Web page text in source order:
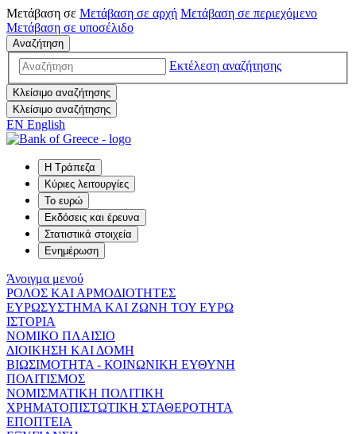
Μετάβαση σε Μετάβαση σε αρχή Μετάβαση σε περιεχόμενο
Μετάβαση σε υποσέλιδο
Αναζήτηση
Εκτέλεση αναζήτησης
Κλείσιμο αναζήτησης
Κλείσιμο αναζήτησης
EN English
Η Τράπεζα
Κύριες λειτουργίες
Το ευρώ
Εκδόσεις και έρευνα
Στατιστικά στοιχεία
Ενημέρωση
Άνοιγμα μενού
ΡΟΛΟΣ ΚΑΙ ΑΡΜΟΔΙΟΤΗΤΕΣ
ΕΥΡΩΣΥΣΤΗΜΑ ΚΑΙ ΖΩΝΗ ΤΟΥ ΕΥΡΩ
ΙΣΤΟΡΙΑ
ΝΟΜΙΚΟ ΠΛΑΙΣΙΟ
ΔΙΟΙΚΗΣΗ ΚΑΙ ΔΟΜΗ
ΒΙΩΣΙΜΟΤΗΤΑ - ΚΟΙΝΩΝΙΚΗ ΕΥΘΥΝΗ
ΠΟΛΙΤΙΣΜΟΣ
ΝΟΜΙΣΜΑΤΙΚΗ ΠΟΛΙΤΙΚΗ
ΧΡΗΜΑΤΟΠΙΣΤΩΤΙΚΗ ΣΤΑΘΕΡΟΤΗΤΑ
ΕΠΟΠΤΕΙΑ